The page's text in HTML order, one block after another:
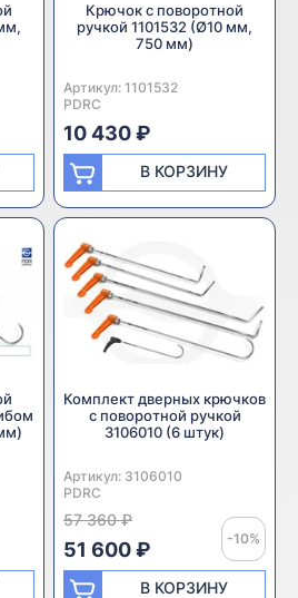
Крючок с поворотной
ручкой 1101532 (Ø10 мм,
750 мм)
Артикул: 1101532
Производитель:
PDRC
10 430 ₽
В КОРЗИНУ
Комплект дверных крючков
с поворотной ручкой
3106010 (6 штук)
Артикул: 3106010
Производитель:
PDRC
57 360 ₽
-10%
51 600 ₽
В КОРЗИНУ